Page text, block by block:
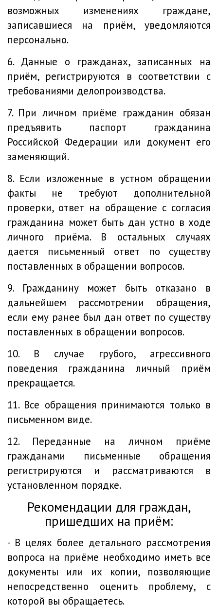
возможных изменениях граждане,
записавшиеся на приём, уведомляются
персонально.
6. Данные о гражданах, записанных на
приём, регистрируются в соответствии с
требованиями делопроизводства.
7. При личном приёме гражданин обязан
предъявить паспорт гражданина
Российской Федерации или документ его
заменяющий.
8. Если изложенные в устном обращении
факты не требуют дополнительной
проверки, ответ на обращение с согласия
гражданина может быть дан устно в ходе
личного приёма. В остальных случаях
дается письменный ответ по существу
поставленных в обращении вопросов.
9. Гражданину может быть отказано в
дальнейшем рассмотрении обращения,
если ему ранее был дан ответ по существу
поставленных в обращении вопросов.
10. В случае грубого, агрессивного
поведения гражданина личный приём
прекращается.
11. Все обращения принимаются только в
письменном виде.
12. Переданные на личном приёме
гражданами письменные обращения
регистрируются и рассматриваются в
установленном порядке.
Рекомендации для граждан,
пришедших на приём:
- В целях более детального рассмотрения
вопроса на приёме необходимо иметь все
документы или их копии, позволяющие
непосредственно оценить проблему, с
которой вы обращаетесь.